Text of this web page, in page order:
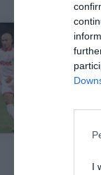
I
ΜΠΑΛΑ
Η